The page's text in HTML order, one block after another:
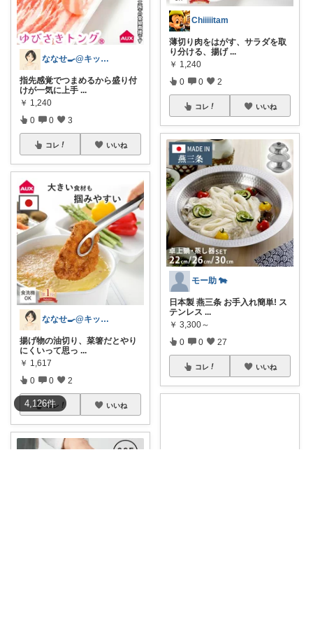
4,126件
ななせ🍳@キッチン雑貨で暮らしラクに
指先感覚でつまめるから盛り付
けが一気に上手 ...
￥ 1,240
0 0 3
コレ いいね
ななせ🍳@キッチン雑貨で暮らしラクに
揚げ物の油切り、菜箸だとやり
にくいって思っ ...
￥ 1,617
0 0 2
コレ いいね
Chiiiiitam
薄切り肉をはがす、サラダを取
り分ける、揚げ ...
￥ 1,240
0 0 2
コレ いいね
モー助 🐄
日本製 燕三条 お手入れ簡単! ス
テンレス ...
￥ 3,300～
0 0 27
コレ いいね